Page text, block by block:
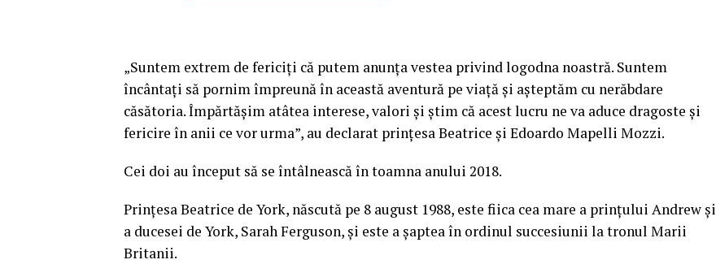
„Suntem extrem de fericiţi că putem anunţa vestea privind logodna noastră. Suntem
încântaţi să pornim împreună în această aventură pe viaţă şi aşteptăm cu nerăbdare
căsătoria. Împărtăşim atâtea interese, valori şi ştim că acest lucru ne va aduce dragoste şi
fericire în anii ce vor urma”, au declarat prinţesa Beatrice şi Edoardo Mapelli Mozzi.
Cei doi au început să se întâlnească în toamna anului 2018.
Prinţesa Beatrice de York, născută pe 8 august 1988, este fiica cea mare a prinţului Andrew şi
a ducesei de York, Sarah Ferguson, şi este a şaptea în ordinul succesiunii la tronul Marii
Britanii.